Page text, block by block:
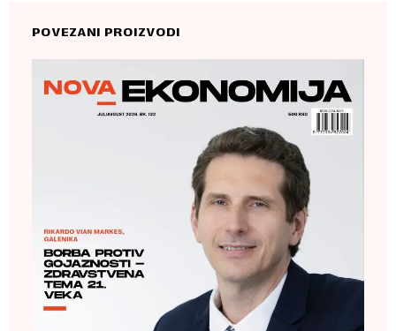
POVEZANI PROIZVODI